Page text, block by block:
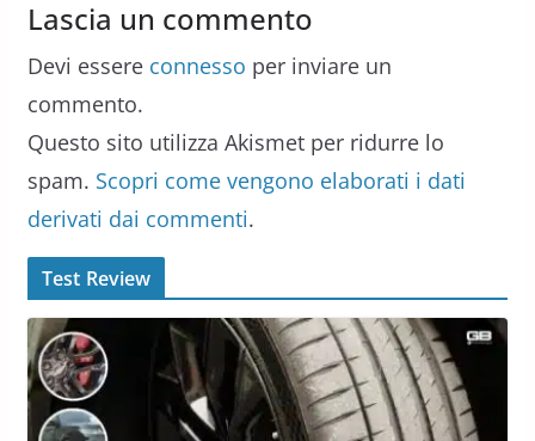
Lascia un commento
Devi essere connesso per inviare un
commento.
Questo sito utilizza Akismet per ridurre lo
spam. Scopri come vengono elaborati i dati
derivati dai commenti.
Test Review